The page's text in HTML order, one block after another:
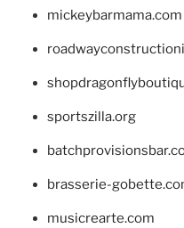
mickeybarmama.com
sportszilla.org
brasserie-
musicrearte.com